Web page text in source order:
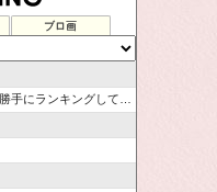
ブロ画
ランキングしてみた〜